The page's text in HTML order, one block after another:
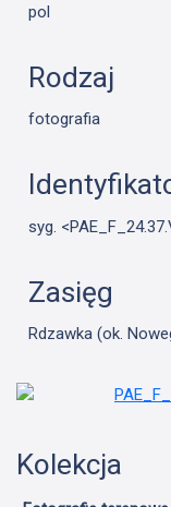
pol
Rodzaj
fotografia
syg.
Zasięg
Rdzawka (ok.
Kolekcja